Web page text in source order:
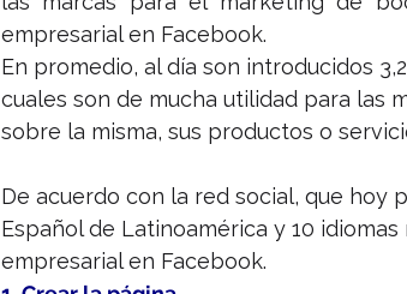
empresarial en Facebook.
En promedio, al día son introducidos
cuales son de mucha utilidad para las
sobre la misma, sus productos o
De acuerdo con la red social, que hoy
Español de Latinoamérica y 10
empresarial en Facebook.